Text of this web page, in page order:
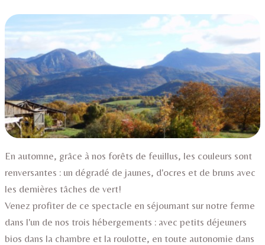
En automne, grâce à nos forêts de feuillus, les couleurs sont
renversantes : un dégradé de jaunes, d'ocres et de bruns avec
les dernières tâches de vert!
Venez profiter de ce spectacle en séjournant sur notre ferme
dans l'un de nos trois hébergements : avec petits déjeuners
bios dans la chambre et la roulotte, en toute autonomie dans